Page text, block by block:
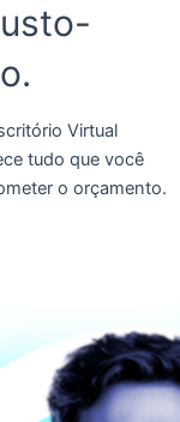
Virtual
tudo que você
o orçamento.